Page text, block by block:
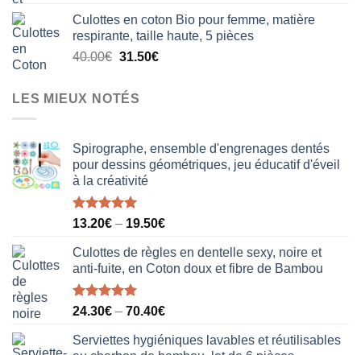
initial
était :
18.50€.
actuel
est :
12.20€.
Culottes en coton Bio pour femme, matière
respirante, taille haute, 5 pièces
40.00€ Le
initial
était :
31.50€Le
LES MIEUX NOTÉS
Spirographe, ensemble d'engrenages dentés
pour dessins géométriques, jeu éducatif d'éveil
à la créativité
Note5.00
13.20€ – 19.50€
Culottes de règles en dentelle sexy, noire et
anti-fuite, en Coton doux et fibre de Bambou
Note5.00
24.30€ – 70.40€
Serviettes hygiéniques lavables et réutilisables